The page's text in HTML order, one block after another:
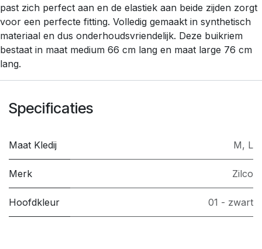
past zich perfect aan en de elastiek aan beide zijden zorgt
voor een perfecte fitting. Volledig gemaakt in synthetisch
materiaal en dus onderhoudsvriendelijk. Deze buikriem
bestaat in maat medium 66 cm lang en maat large 76 cm
lang.
Specificaties
Maat Kledij M, L
Merk Zilco
Hoofdkleur 01 - zwart